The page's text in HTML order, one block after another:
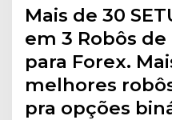
Mais de 30
em 3 Robôs
para Forex.
melhores
pra opções